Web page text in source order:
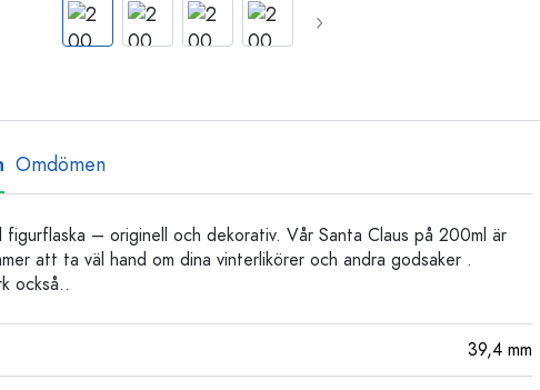
Glasflaskor
Plastflaskor
Omdömen
figurflaska – originell och dekorativ. Vår Santa Claus på 200ml är
att ta väl hand om dina vinterlikörer och andra godsaker .
också..
39,4 mm